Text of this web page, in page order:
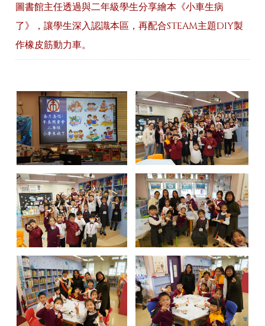
圖書館主任透過與二年級學生分享繪本《小車生病
了》，讓學生深入認識本區，再配合STEAM主題DIY製
作橡皮筋動力車。